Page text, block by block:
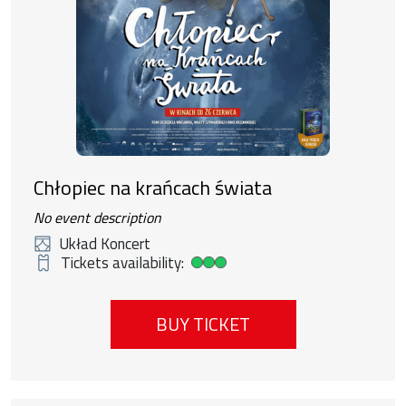
Chłopiec na krańcach świata
No event description
Układ Koncert
Tickets availability:
High ticket availability
BUY TICKET